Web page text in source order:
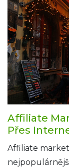
Affiliate
Přes
Affiliate